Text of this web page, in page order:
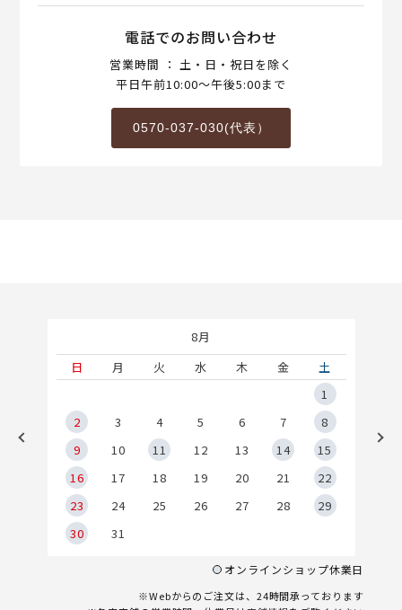
電話でのお問い合わせ
営業時間 ： 土・日・祝日を除く
平日午前10:00～午後5:00まで
0570-037-030(代表）
8月
日
月 火 水 木 金
土
1
2
3 4 5 6 7
8
9
10 11 12 13 14
15
16
17 18 19 20 21
22
23
24 25 26 27 28
29
30
31
オンラインショップ休業日
※Webからのご注文は、24時間承っております